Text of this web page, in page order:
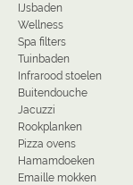
IJsbaden
Wellness
Spa filters
Tuinbaden
Infrarood stoelen
Buitendouche
Jacuzzi
Rookplanken
Pizza ovens
Hamamdoeken
Emaille mokken